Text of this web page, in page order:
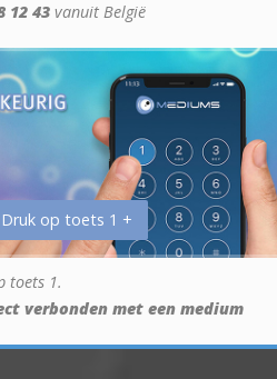
12 43 vanuit België
Druk op toets 1 +
toets 1.
verbonden met een medium